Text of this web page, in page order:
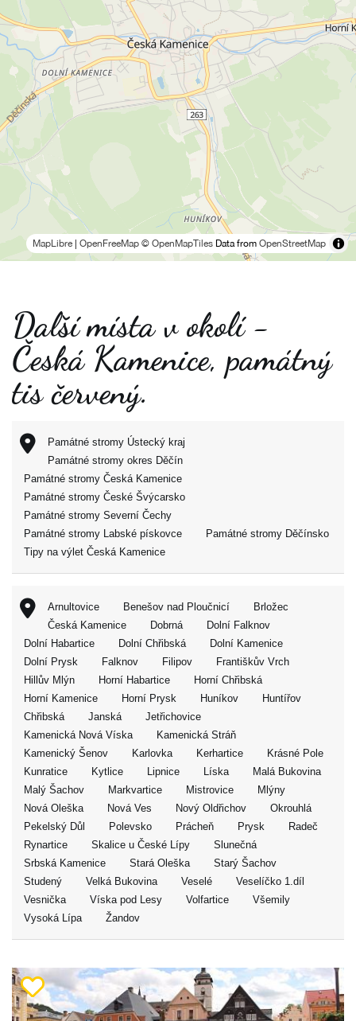
MapLibre OpenFreeMap © OpenMapTiles Data from OpenStreetMap
Další místa v okolí -
Česká Kamenice, památný
tis červený.
Památné stromy Ústecký kraj
Památné stromy okres Děčín
Památné stromy Česká Kamenice
Památné stromy České Švýcarsko
Památné stromy Severní Čechy
Památné stromy Labské pískovce
Památné stromy Děčínsko
Tipy na výlet Česká Kamenice
Arnultovice Benešov nad Ploučnicí
Brložec
Česká Kamenice
Dobrná
Dolní Falknov
Dolní Habartice
Dolní Chřibská
Dolní Kamenice
Dolní Prysk
Falknov Filipov
Františkův Vrch
Hillův Mlýn
Horní Habartice
Horní Chřibská
Horní Kamenice
Horní Prysk Huníkov
Huntířov
Chřibská
Janská
Jetřichovice
Kamenická Nová Víska
Kamenická Stráň
Kamenický Šenov
Karlovka Kerhartice
Krásné Pole
Kunratice
Kytlice Lipnice Líska
Malá Bukovina
Malý Šachov
Markvartice Mistrovice
Mlýny
Nová Oleška
Nová Ves Nový Oldřichov
Okrouhlá
Pekelský Důl
Polevsko Prácheň Prysk
Radeč
Rynartice
Skalice u České Lípy
Slunečná
Srbská Kamenice
Stará Oleška
Starý Šachov
Studený
Velká Bukovina Veselé
Veselíčko 1.díl
Vesnička
Víska pod Lesy Volfartice
Všemily
Vysoká Lípa
Žandov